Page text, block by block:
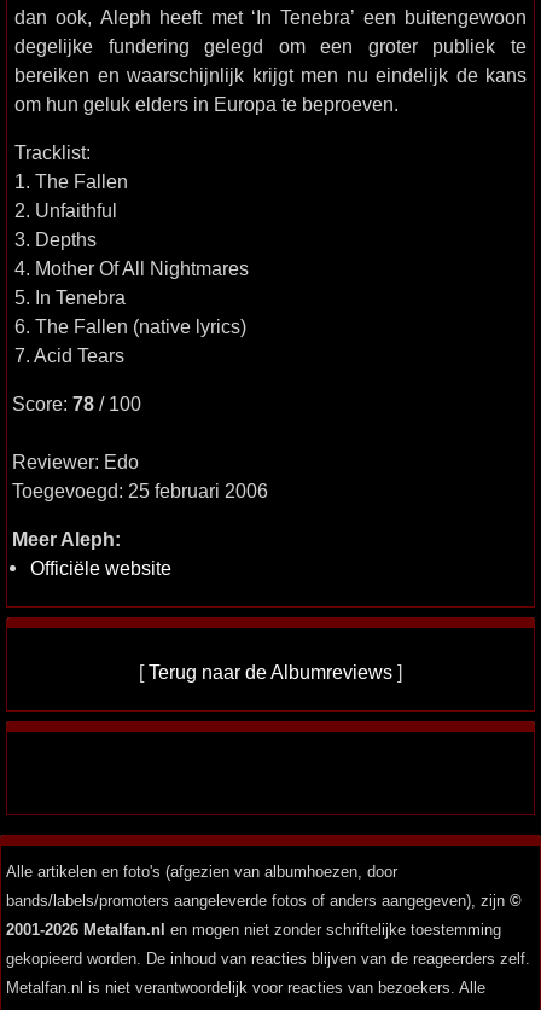
dan ook, Aleph heeft met ‘In Tenebra’ een buitengewoon
degelijke fundering gelegd om een groter publiek te
bereiken en waarschijnlijk krijgt men nu eindelijk de kans
om hun geluk elders in Europa te beproeven.
Tracklist:
1. The Fallen
2. Unfaithful
3. Depths
4. Mother Of All Nightmares
5. In Tenebra
6. The Fallen (native lyrics)
7. Acid Tears
Score: 78 / 100
Reviewer: Edo
Toegevoegd: 25 februari 2006
Meer Aleph:
Officiële website
[Terug naar de Albumreviews ]
Alle artikelen en foto's (afgezien van albumhoezen, door
bands/labels/promoters aangeleverde fotos of anders aangegeven), zijn ©
2001-2026 Metalfan.nl en mogen niet zonder schriftelijke toestemming
gekopieerd worden. De inhoud van reacties blijven van de reageerders zelf.
Metalfan.nl is niet verantwoordelijk voor reacties van bezoekers. Alle